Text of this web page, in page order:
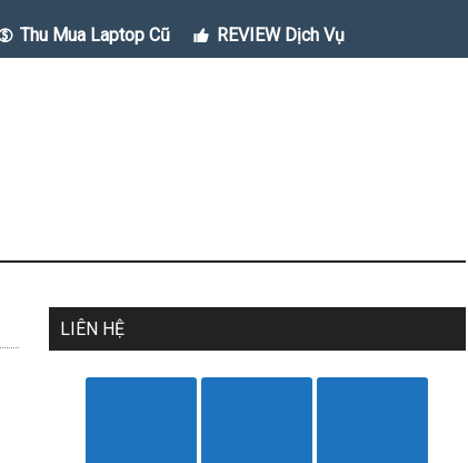
Thu Mua Laptop Cũ REVIEW Dịch Vụ
LIÊN HỆ